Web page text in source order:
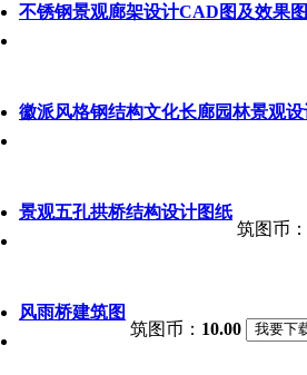
不锈钢景观廊架设计CAD图及效果图
徽派风格钢结构文化长廊园林景观
景观五孔拱桥结构设计图纸
筑图币：
风雨桥建筑图
筑图币： 10.00